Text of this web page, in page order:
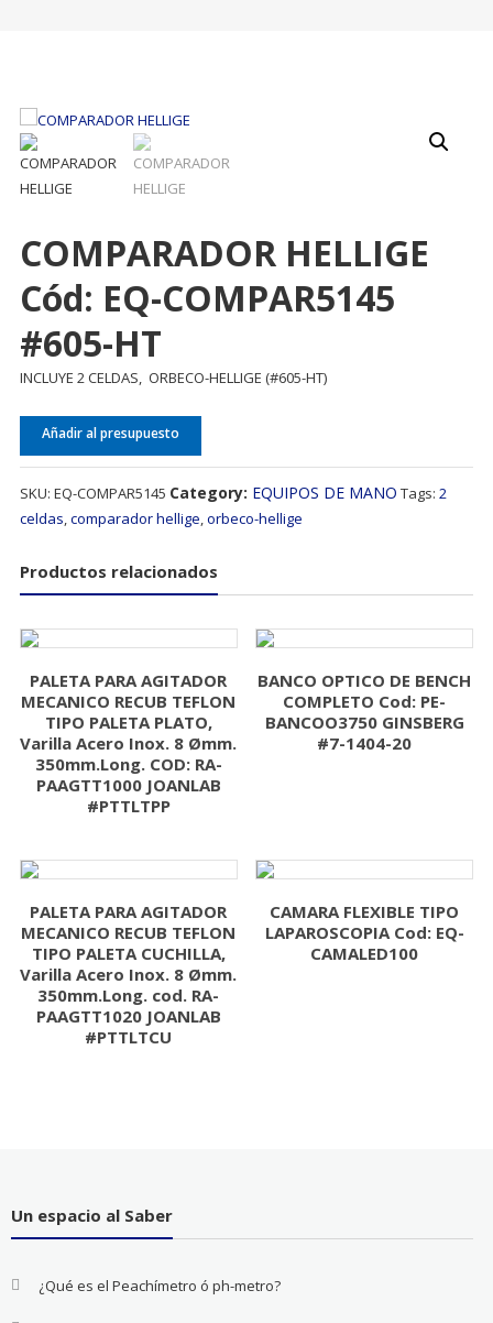
COMPARADOR HELLIGE
Cód: EQ-COMPAR5145
#605-HT
INCLUYE 2 CELDAS, ORBECO-HELLIGE (#605-HT)
Añadir al presupuesto
SKU: EQ-COMPAR5145 Category: EQUIPOS DE MANO Tags: 2
celdas,comparador hellige,orbeco-hellige
Productos relacionados
PALETA PARA AGITADOR
MECANICO RECUB TEFLON
TIPO PALETA PLATO,
Varilla Acero Inox. 8 Ømm.
350mm.Long. COD: RA-
PAAGTT1000 JOANLAB
#PTTLTPP
BANCO OPTICO DE BENCH
COMPLETO Cod: PE-
BANCOO3750 GINSBERG
#7-1404-20
PALETA PARA AGITADOR
MECANICO RECUB TEFLON
TIPO PALETA CUCHILLA,
Varilla Acero Inox. 8 Ømm.
350mm.Long. cod. RA-
PAAGTT1020 JOANLAB
#PTTLTCU
CAMARA FLEXIBLE TIPO
LAPAROSCOPIA Cod: EQ-
CAMALED100
Un espacio al Saber
¿Qué es el Peachímetro ó ph-metro?